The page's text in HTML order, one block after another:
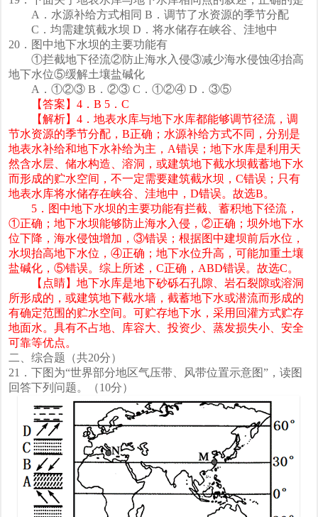
A．水源补给方式相同 B．调节了水资源的季节分配
C．均需建筑截水坝 D．将水储存在峡谷、洼地中
20．图中地下水坝的主要功能有
①拦截地下径流②防止海水入侵③减少海水侵蚀④抬高
地下水位⑤缓解土壤盐碱化
A．①②③ B．②③ C．①②④ D．③⑤
【答案】4．B 5．C
【解析】4．地表水库与地下水库都能够调节径流，调
节水资源的季节分配，B正确；水源补给方式不同，分别是
地表水补给和地下水补给为主，A错误；地下水库是利用天
然含水层、储水构造、溶洞，或建筑地下截水坝截蓄地下水
而形成的贮水空间，不一定需要建筑截水坝，C错误；只有
地表水库将水储存在峡谷、洼地中，D错误。故选B。
5．图中地下水坝的主要功能有拦截、蓄积地下径流，
①正确；地下水坝能够防止海水入侵，②正确；坝外地下水
位下降，海水侵蚀增加，③错误；根据图中建坝前后水位，
水坝抬高地下水位，④正确；地下水位升高，可能加重土壤
盐碱化，⑤错误。综上所述，C正确，ABD错误。故选C。
【点睛】地下水库是地下砂砾石孔隙、岩石裂隙或溶洞
所形成的，或建筑地下截水墙，截蓄地下水或潜流而形成的
有确定范围的贮水空间。可贮存地下水，采用回灌方式贮存
地面水。具有不占地、库容大、投资少、蒸发损失小、安全
可靠等优点。
二、综合题（共20分）
21．下图为“世界部分地区气压带、风带位置示意图”，读图
回答下列问题。（10分）